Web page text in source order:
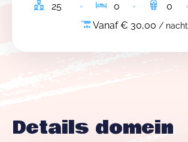
25 0 0
Vanaf € 30,00 / nacht
Details domein